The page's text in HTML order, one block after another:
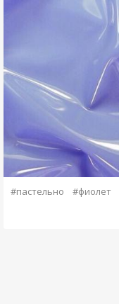
#пастельно #фиолет